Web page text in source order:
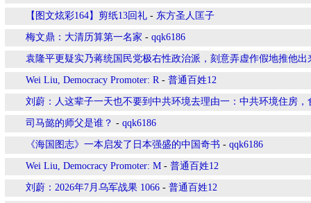
【图文炫彩164】剪纸13回礼 - 东方圣人匡子
梅文鼎：大清历算第一名家 - qqk6186
袁隆平更疑实乃蒋统国民党极右性政治派，刻意弄虚作假地推他
Wei Liu, Democracy Promoter: R- 普通百姓12
刘蔚：人这辈子一天也不要到中共环境去理由一：中共环境住房，
司马懿的师父是谁？ - qqk6186
《海国图志》一本启发了日本强盛的中国奇书 - qqk6186
Wei Liu, Democracy Promoter: M - 普通百姓12
刘蔚：2026年7月乌军战果 1066 - 普通百姓12